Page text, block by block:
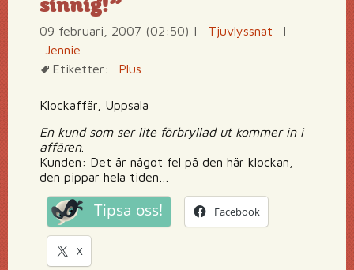
sinnig!”
09 februari, 2007 (02:50) | Tjuvlyssnat
|
Jennie
Etiketter:
Plus
Klockaffär, Uppsala
En kund som ser lite förbryllad ut kommer in i
affären.
Kunden: Det är något fel på den här klockan,
den pippar hela tiden…
Tipsa oss! Facebook
X